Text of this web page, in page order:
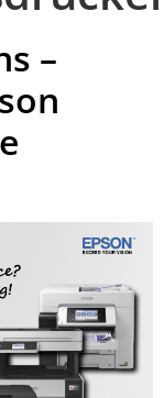
–